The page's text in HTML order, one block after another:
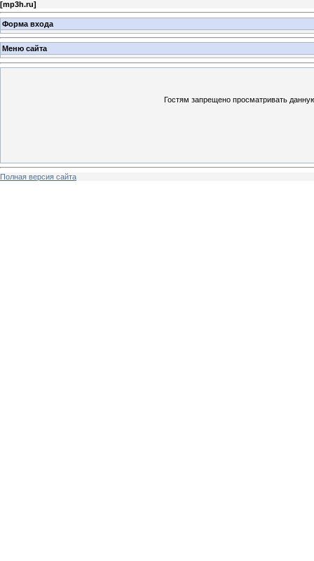
[mp3h.ru]
Форма входа
Меню сайта
Гостям запрещено просматривать
Полная версия сайта